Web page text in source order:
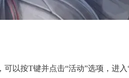
以按T键并点击“活动”选项，进